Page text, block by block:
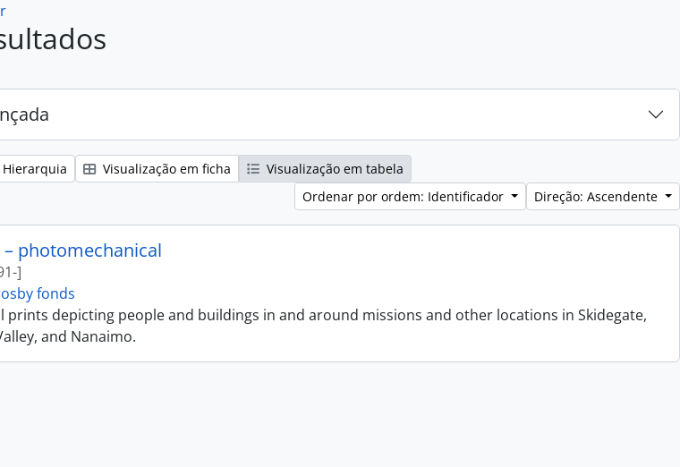
Hierarquia Visualização em ficha
Visualização em tabela
Ordenar por ordem: Identificador
Direção: Ascendente
photomechanical
]
fonds
prints depicting people and buildings in and around missions and other locations in Skidegate,
and Nanaimo.